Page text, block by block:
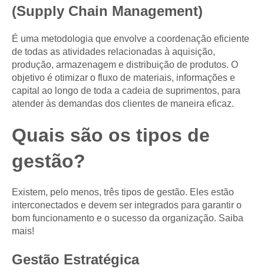
(Supply Chain Management)
É uma metodologia que envolve a coordenação eficiente
de todas as atividades relacionadas à aquisição,
produção, armazenagem e distribuição de produtos. O
objetivo é otimizar o fluxo de materiais, informações e
capital ao longo de toda a cadeia de suprimentos, para
atender às demandas dos clientes de maneira eficaz.
Quais são os tipos de
gestão?
Existem, pelo menos, três tipos de gestão. Eles estão
interconectados e devem ser integrados para garantir o
bom funcionamento e o sucesso da organização. Saiba
mais!
Gestão Estratégica